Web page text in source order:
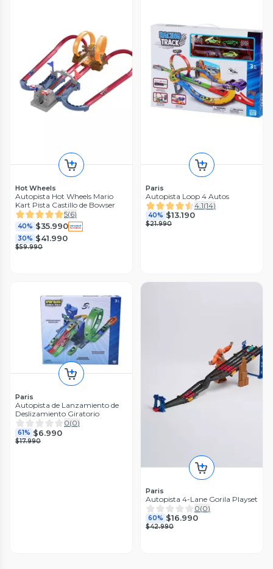
Hot Wheels
Autopista Hot Wheels Mario
Kart Pista Castillo de Bowser
5(6)
40% $35.990
30% $41.990
$59.990
Paris
Autopista Loop 4 Autos
4.1(14)
40% $13.190
$21.990
Paris
Autopista de Lanzamiento de
Deslizamiento Giratorio
0(0)
61% $6.990
$17.990
Paris
Autopista 4-Lane Gorila Playset
0(0)
60% $16.990
$42.990